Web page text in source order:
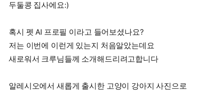
두둘콩 집사에요:)
혹시 펫 AI 프로필 이라고 들어보셨나요?
저는 이번에 이런게 있는지 처음알았는데요
새로워서 크루님들께 소개해드리려고합니다
알레시오에서 새롭게 출시한 고양이 강아지 사진으로